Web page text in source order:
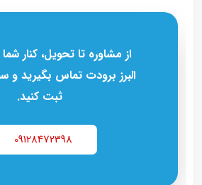
از مشاوره تا تحویل، کنار
البرز برودت تماس بگیرید و
ثبت کنید.
09128472398